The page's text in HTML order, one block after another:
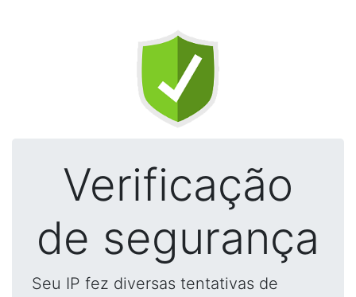
Verificação
de segurança
Seu IP fez diversas tentativas de